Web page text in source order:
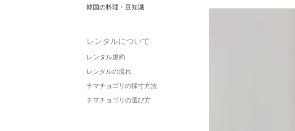
韓国の料理・豆知識
レンタルについて
レンタル規約
レンタルの流れ
チマチョゴリの採寸方法
チマチョゴリの選び方